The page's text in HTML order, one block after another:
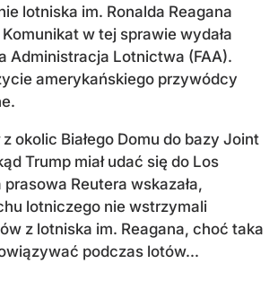
lotniska im. Ronalda Reagana
w tej sprawie wydała
Administracja Lotnictwa (FAA).
amerykańskiego przywódcy
z okolic Białego Domu do bazy Joint
Trump miał udać się do Los
Reutera wskazała,
lotniczego nie wstrzymali
z lotniska im. Reagana, choć taka
podczas lotów...